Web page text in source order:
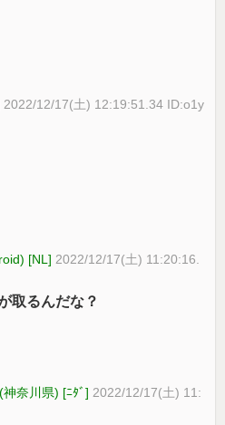
2022/12/17(土) 12:19:51.34 ID:o1y
[NL] 2022/12/17(土) 11:20:16.
取るんだな？
奈川県) [ﾆﾀﾞ] 2022/12/17(土) 11: